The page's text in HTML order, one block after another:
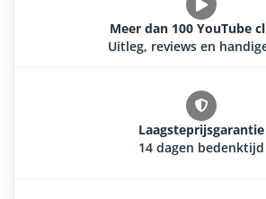
Meer dan 100 YouTube
Uitleg, reviews en
Laagsteprijsgarantie
14 dagen bedenktijd